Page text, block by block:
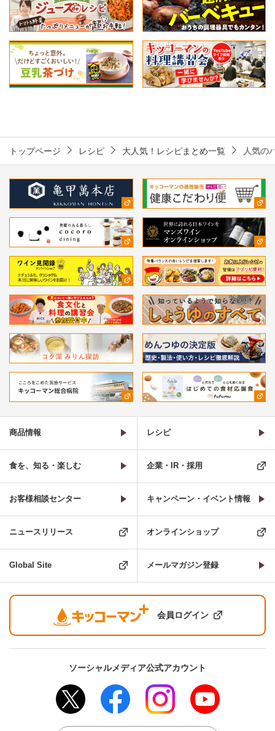
トップページ レシピ 大人気！レシピまとめ一覧 人気の
商品情報 レシピ
食を、知る・楽しむ 企業・IR・採用
お客様相談センター キャンペーン・イベント情報
ニュースリリース オンラインショップ
Global Site メールマガジン登録
会員ログイン
ソーシャルメディア公式アカウント